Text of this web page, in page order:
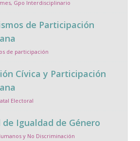
Gpo Interdisciplinario
de Participación
de participación
Cívica y Participación
Electoral
de Igualdad de Género
y No Discriminación